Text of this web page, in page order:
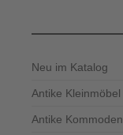
Neu im Katalog
Antike Kleinmöbel
Antike Kommoden